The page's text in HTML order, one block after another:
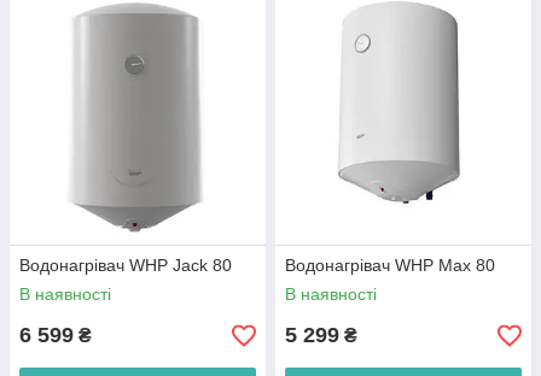
Водонагрівач WHP Jack 80
В наявності
6 599 ₴
Водонагрівач WHP Max 80
В наявності
5 299 ₴